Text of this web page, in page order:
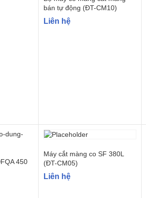
bán tự động (ĐT-CM10)
Liên hệ
450
Máy cắt màng co SF 380L
(ĐT-CM05)
Liên hệ